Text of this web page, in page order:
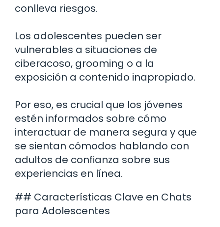
conlleva riesgos.
Los adolescentes pueden ser
vulnerables a situaciones de
ciberacoso, grooming o a la
exposición a contenido inapropiado.
Por eso, es crucial que los jóvenes
estén informados sobre cómo
interactuar de manera segura y que
se sientan cómodos hablando con
adultos de confianza sobre sus
experiencias en línea.
## Características Clave en Chats
para Adolescentes